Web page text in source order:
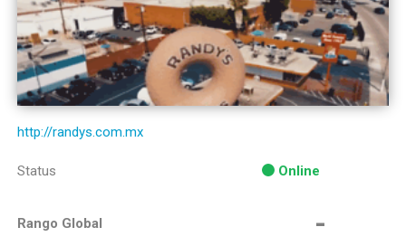
http://randys.com.mx
Status Online
Rango Global -